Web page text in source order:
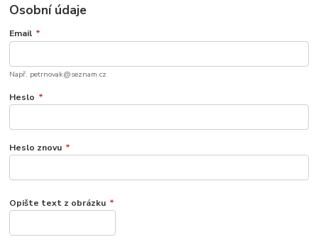
Osobní údaje
Email *
Např. petrnovak@seznam.cz
Heslo *
Heslo znovu *
Opište text z obrázku *